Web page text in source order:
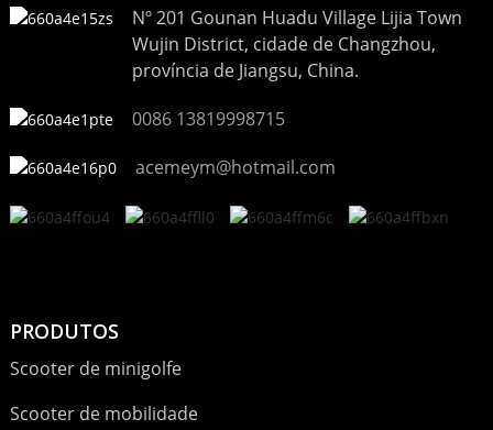
Nº 201 Gounan Huadu Village Lijia Town
Wujin District, cidade de Changzhou,
província de Jiangsu, China.
0086 13819998715
acemeym@hotmail.com
PRODUTOS
Scooter de minigolfe
Scooter de mobilidade